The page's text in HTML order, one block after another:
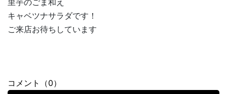
キャベツナサラダです！
ご来店お待ちしています
コメント（0）